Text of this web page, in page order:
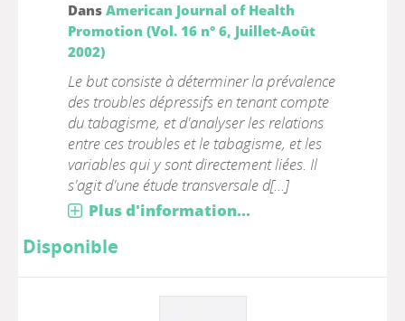
Dans American Journal of Health
Promotion (Vol. 16 n° 6, Juillet-Août
2002)
Le but consiste à déterminer la prévalence
des troubles dépressifs en tenant compte
du tabagisme, et d'analyser les relations
entre ces troubles et le tabagisme, et les
variables qui y sont directement liées. Il
s'agit d'une étude transversale d[...]
Plus d'information...
Disponible